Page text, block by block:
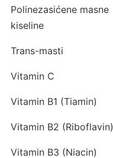
Polinezasićene masne
kiseline
Trans-masti
Vitamin C
Vitamin B1 (Tiamin)
Vitamin B2 (Riboflavin)
Vitamin B3 (Niacin)